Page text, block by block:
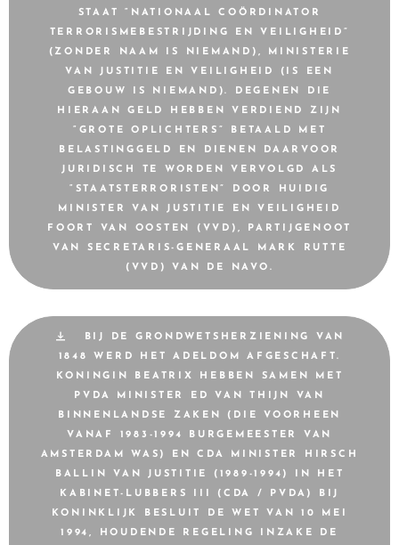
STAAT “NATIONAAL COÖRDINATOR
TERRORISMEBESTRIJDING EN VEILIGHEID”
(ZONDER NAAM IS NIEMAND), MINISTERIE
VAN JUSTITIE EN VEILIGHEID (IS EEN
GEBOUW IS NIEMAND). DEGENEN DIE
HIERAAN GELD HEBBEN VERDIEND ZIJN
“GROTE OPLICHTERS” BETAALD MET
BELASTINGGELD EN DIENEN DAARVOOR
JURIDISCH TE WORDEN VERVOLGD ALS
“STAATSTERRORISTEN” DOOR HUIDIG
MINISTER VAN JUSTITIE EN VEILIGHEID
FOORT VAN OOSTEN (VVD), PARTIJGENOOT
VAN SECRETARIS-GENERAAL MARK RUTTE
(VVD) VAN DE NAVO.
BIJ DE GRONDWETSHERZIENING VAN
1848 WERD HET ADELDOM AFGESCHAFT.
KONINGIN BEATRIX HEBBEN SAMEN MET
PVDA MINISTER ED VAN THIJN VAN
BINNENLANDSE ZAKEN (DIE VOORHEEN
VANAF 1983-1994 BURGEMEESTER VAN
AMSTERDAM WAS) EN CDA MINISTER HIRSCH
BALLIN VAN JUSTITIE (1989-1994) IN HET
KABINET-LUBBERS III (CDA / PVDA) BIJ
KONINKLIJK BESLUIT DE WET VAN 10 MEI
1994, HOUDENDE REGELING INZAKE DE